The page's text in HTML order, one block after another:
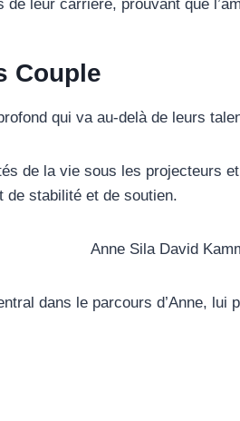
leur carrière, prouvant que
Couple
qui va au-delà de leurs
de la vie sous les projecteurs
de stabilité et de soutien.
dans le parcours d’Anne,